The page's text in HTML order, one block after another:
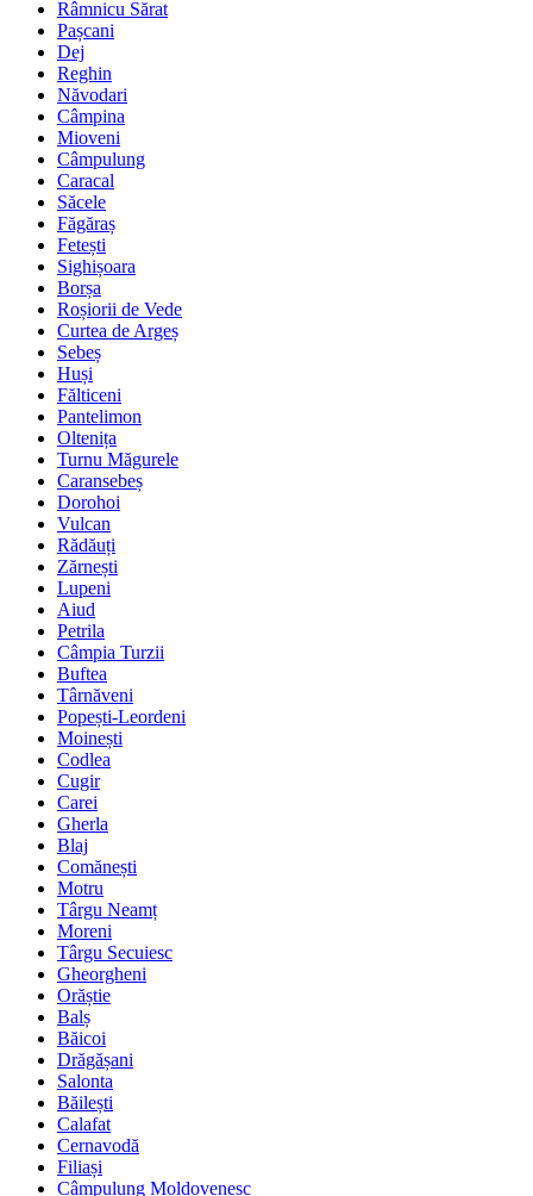
Râmnicu Sărat
Pașcani
Dej
Reghin
Năvodari
Câmpina
Mioveni
Câmpulung
Caracal
Săcele
Făgăraș
Fetești
Sighișoara
Borșa
Roșiorii de Vede
Curtea de Argeș
Sebeș
Huși
Fălticeni
Pantelimon
Oltenița
Turnu Măgurele
Caransebeș
Dorohoi
Vulcan
Rădăuți
Zărnești
Lupeni
Aiud
Petrila
Câmpia Turzii
Buftea
Târnăveni
Popești-Leordeni
Moinești
Codlea
Cugir
Carei
Gherla
Blaj
Comănești
Motru
Târgu Neamț
Moreni
Târgu Secuiesc
Gheorgheni
Orăștie
Balș
Băicoi
Drăgășani
Salonta
Băilești
Calafat
Cernavodă
Filiași
Câmpulung Moldovenesc